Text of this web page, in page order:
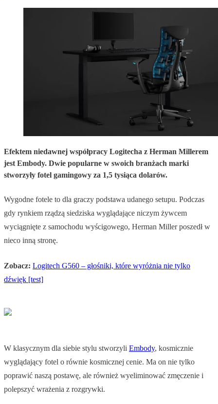
Efektem niedawnej współpracy Logitecha z Herman Millerem
jest Embody. Dwie popularne w swoich branżach marki
stworzyły fotel gamingowy za 1,5 tysiąca dolarów.
Wygodne fotele to dla graczy podstawa udanego setupu. Podczas
gdy rynkiem rządzą siedziska wyglądające niczym żywcem
wyciągnięte z samochodu wyścigowego, Herman Miller poszedł w
nieco inną stronę.
Zobacz: Logitech G560 – głośniki, które wyróżnia nie tylko
dźwięk [test]
W klasycznym dla siebie stylu stworzyli Embody, kosmicznie
wyglądający fotel o równie kosmicznej cenie. Ma on nie tylko
poprawić naszą postawę, ale również wyeliminować zmęczenie i
polepszyć wrażenia z rozgrywki.